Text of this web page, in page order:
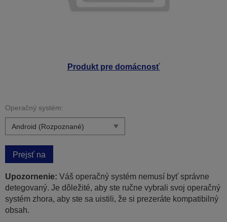
Produkt pre domácnosť
Operačný systém:
Prejsť na
Upozornenie: Váš operačný systém nemusí byť správne
detegovaný. Je dôležité, aby ste ručne vybrali svoj operačný
systém zhora, aby ste sa uistili, že si prezeráte kompatibilný
obsah.